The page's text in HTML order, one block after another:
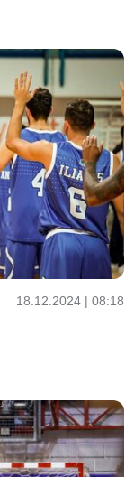
18.12.2024 | 08:18